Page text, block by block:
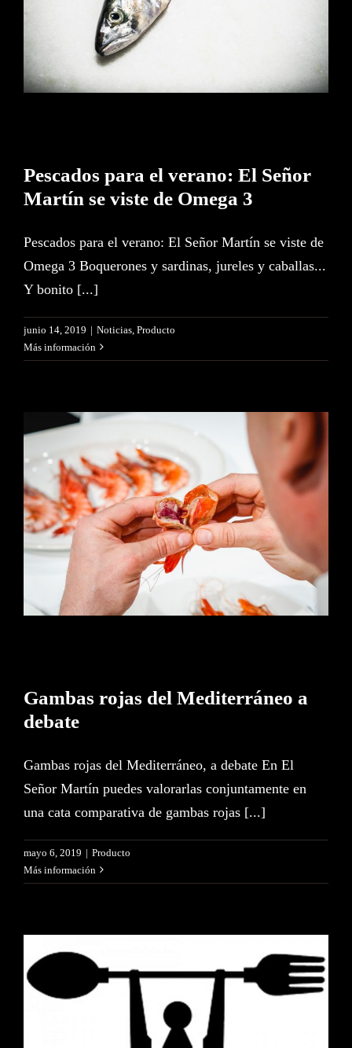
Pescados para el verano: El Señor
Martín se viste de Omega 3
Pescados para el verano: El Señor Martín se viste de
Omega 3 Boquerones y sardinas, jureles y caballas...
Y bonito [...]
junio 14, 2019 | Noticias Producto
Más información
Gambas rojas del Mediterráneo
a debate
Gambas rojas del Mediterráneo a
debate
Gambas rojas del Mediterráneo, a debate En El
Señor Martín puedes valorarlas conjuntamente en
una cata comparativa de gambas rojas [...]
mayo 6, 2019 | Producto
Más información
Premio Metrópoli al Mejor
Restaurante Tradicional para
El Señor Martín